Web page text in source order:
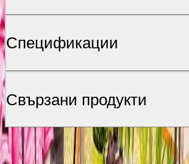
Спецификации
Свързани продукти